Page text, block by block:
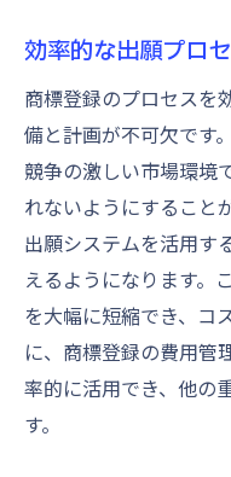
効率的な出願プロ
商標登録のプロセスを
備と計画が不可欠です
競争の激しい市場環境
れないようにすること
出願システムを活用す
えるようになります。
を大幅に短縮でき、コ
に、商標登録の費用管
率的に活用でき、他の
す。